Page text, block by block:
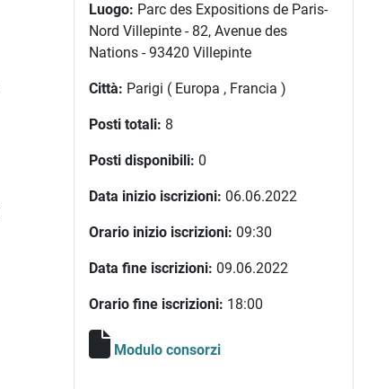
Luogo: Parc des Expositions de Paris-
Nord Villepinte - 82, Avenue des
Nations - 93420 Villepinte
Città: Parigi ( Europa , Francia )
Posti totali: 8
Posti disponibili: 0
Data inizio iscrizioni: 06.06.2022
Orario inizio iscrizioni: 09:30
Data fine iscrizioni: 09.06.2022
Orario fine iscrizioni: 18:00
Modulo consorzi